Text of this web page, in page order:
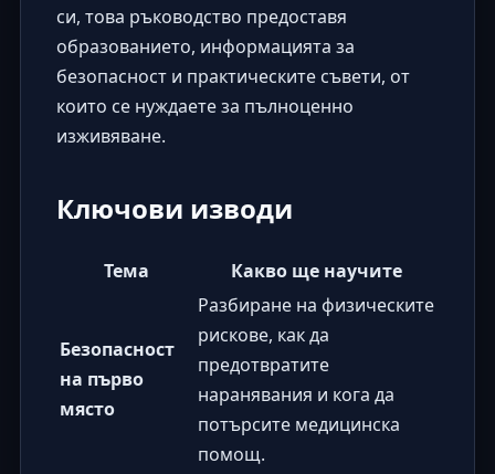
си, това ръководство предоставя
образованието, информацията за
безопасност и практическите съвети, от
които се нуждаете за пълноценно
изживяване.
Ключови изводи
Тема Какво ще научите
Безопасност
на първо
място
Разбиране на физическите
рискове, как да
предотвратите
наранявания и кога да
потърсите медицинска
помощ.